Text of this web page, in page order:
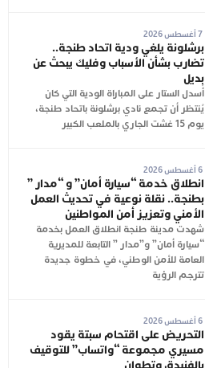
7 أغسطس 2026
برشلونة يلغي ودية اتحاد طنجة..
تضارب بشأن الأسباب وفليك يبحث عن
بديل
أُسدل الستار على المباراة الودية التي كان
يُنتظر أن تجمع نادي برشلونة باتحاد طنجة،
يوم 15 غشت الجاري بالملعب الكبير
6 أغسطس 2026
انطلاق خدمة “سيارة أمان” و “مدار ”
بطنجة.. نقلة نوعية في تحديث العمل
الأمني وتعزيز أمن المواطنين
شهدت مدينة طنجة انطلاق العمل بخدمة
“سيارة أمان” و”مدار ” التابعة للمديرية
العامة للأمن الوطني، في خطوة جديدة
تترجم الرؤية
6 أغسطس 2026
التحريض على اقتحام سبتة يقود
مسيري مجموعة “واتساب” للتوقيف